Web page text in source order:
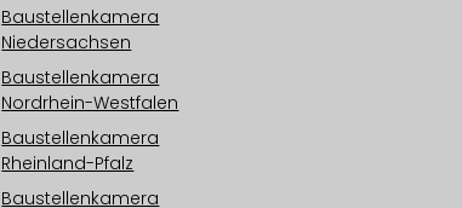
Baustellenkamera
Niedersachsen
Baustellenkamera
Nordrhein-Westfalen
Baustellenkamera
Rheinland-Pfalz
Baustellenkamera